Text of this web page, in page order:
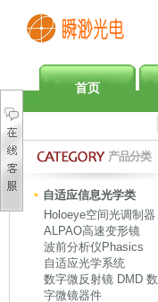
首页
产品分类
自适应信息光学类
Holoeye空间光调制器
ALPAO高速变形镜
波前分析仪Phasics
自适应光学系统
数字微反射镜 DMD 数
字微镜器件